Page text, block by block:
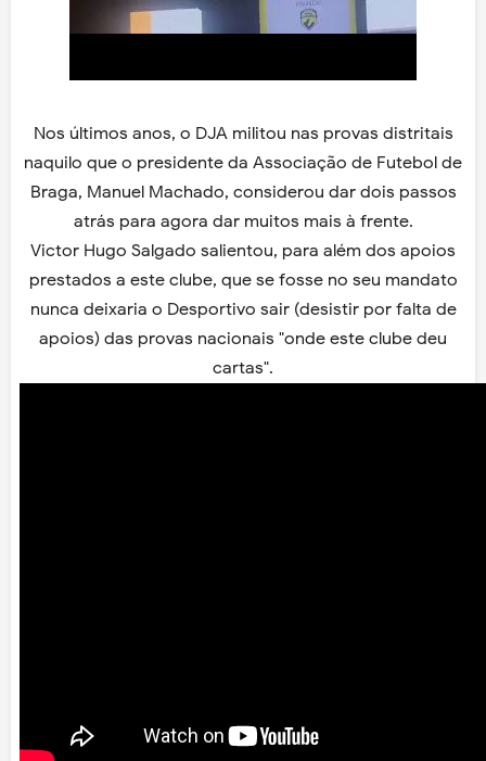
Nos últimos anos, o DJA militou nas provas distritais
naquilo que o presidente da Associação de Futebol de
Braga, Manuel Machado, considerou dar dois passos
atrás para agora dar muitos mais à frente.
Victor Hugo Salgado salientou, para além dos apoios
prestados a este clube, que se fosse no seu mandato
nunca deixaria o Desportivo sair (desistir por falta de
apoios) das provas nacionais "onde este clube deu
cartas".